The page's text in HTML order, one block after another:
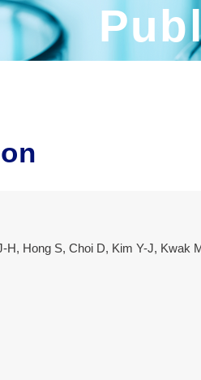
H, Hong S, Choi D, Kim Y-J,